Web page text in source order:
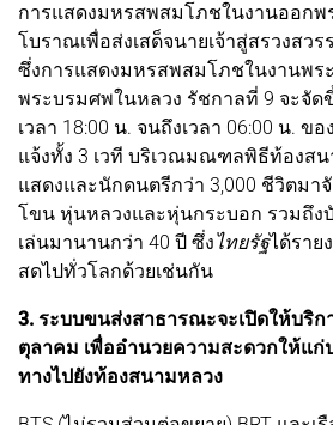
การแสดงมหรสพสมโภชในงานออกพ
โบราณเพื่อส่งเสด็จนายเจ้าสู่สรวงสว
ซึ่งการแสดงมหรสพสมโภชในงานพร
พระบรมศพในหลวง รัชกาลที่ 9 จะจั
เวลา 18:00 น. จนถึงเวลา 06:00 น. ข
แจ้งทั้ง 3 เวที บริเวณมณฑลพิธีท้องส
แสดงและนักดนตรีกว่า 3,000 ชีวิตมา
โขน หุ่นหลวงและหุ่นกระบอก รวมถึง
เล่นมานานกว่า 40 ปี ซึ่งไทยรัฐได้ราย
สดไปทั่วโลกด้วยเช่นกัน
3. ระบบขนส่งสาธารณะจะเปิดให้บริก
ตุลาคม เพื่ออำนวยความสะดวกให้แก่
ทางไปยังท้องสนามหลวง